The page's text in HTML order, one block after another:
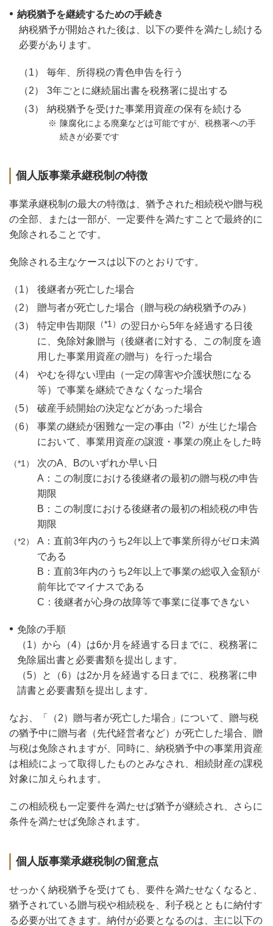
納税猶予を継続するための手続き
納税猶予が開始された後は、以下の要件を満たし続ける
必要があります。
毎年、所得税の青色申告を行う
3年ごとに継続届出書を税務署に提出する
納税猶予を受けた事業用資産の保有を続ける
陳腐化による廃棄などは可能ですが、税務署への手
続きが必要です
個人版事業承継税制の特徴
事業承継税制の最大の特徴は、猶予された相続税や贈与税
の全部、または一部が、一定要件を満たすことで最終的に
免除されることです。
免除される主なケースは以下のとおりです。
後継者が死亡した場合
贈与者が死亡した場合（贈与税の納税猶予のみ）
特定申告期限 （*1） の翌日から5年を経過する日後
に、免除対象贈与（後継者に対する、この制度を適
用した事業用資産の贈与）を行った場合
やむを得ない理由（一定の障害や介護状態になる
等）で事業を継続できなくなった場合
破産手続開始の決定などがあった場合
事業の継続が困難な一定の事由 （*2） が生じた場合
において、事業用資産の譲渡・事業の廃止をした時
次のA、Bのいずれか早い日
A：この制度における後継者の最初の贈与税の申告
期限
B：この制度における後継者の最初の相続税の申告
期限
A：直前3年内のうち2年以上で事業所得がゼロ未満
である
B：直前3年内のうち2年以上で事業の総収入金額が
前年比でマイナスである
C：後継者が心身の故障等で事業に従事できない
免除の手順
（1）から（4）は6か月を経過する日までに、税務署に
免除届出書と必要書類を提出します。
（5）と（6）は2か月を経過する日までに、税務署に申
請書と必要書類を提出します。
なお、「（2）贈与者が死亡した場合」について、贈与税
の猶予中に贈与者（先代経営者など）が死亡した場合、贈
与税は免除されますが、同時に、納税猶予中の事業用資産
は相続によって取得したものとみなされ、相続財産の課税
対象に加えられます。
この相続税も一定要件を満たせば猶予が継続され、さらに
条件を満たせば免除されます。
個人版事業承継税制の留意点
せっかく納税猶予を受けても、要件を満たせなくなると、
猶予されている贈与税や相続税を、利子税とともに納付す
る必要が出てきます。納付が必要となるのは、主に以下の